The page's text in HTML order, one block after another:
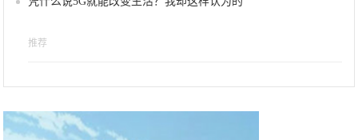
推荐